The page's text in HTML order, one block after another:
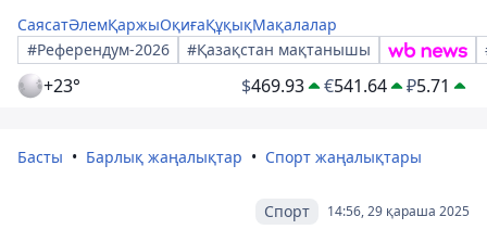
СаясатӘлемҚаржыОқиғаҚұқықМақалалар
#Референдум-2026
#Қазақстан мақтанышы
+23° $469.93 €541.64 ₽5.71
Басты Барлық жаңалықтар Спорт жаңалықтары
14:56, 29 қараша 2025
Спорт